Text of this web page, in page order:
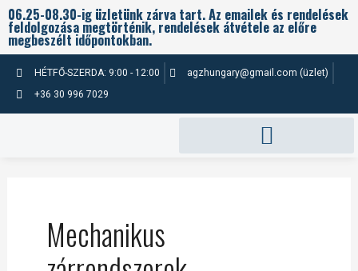
Skip
to
content
06.25-08.30-ig üzletünk zárva tart. Az emailek és rendelések
feldolgozása megtörténik, rendelések átvétele az előre
megbeszélt időpontokban.
HÉTFŐ-SZERDA: 9:00 - 12:00
agzhungary@gmail.com (üzlet)
+36 30 996 7029
Mechanikus